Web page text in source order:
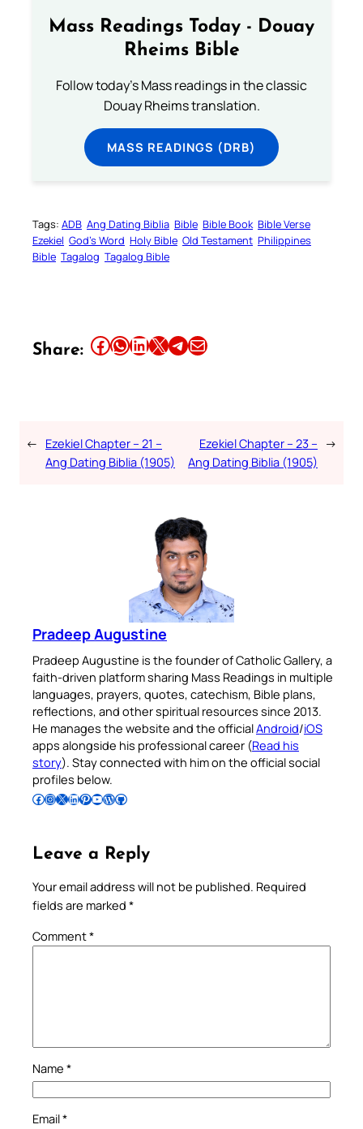
Mass Readings Today - Douay
Rheims Bible
Follow today's Mass readings in the classic
Douay Rheims translation.
MASS READINGS (DRB)
Tags: ADB Ang Dating Biblia Bible Bible Book Bible Verse
Ezekiel God’s Word Holy Bible Old Testament Philippines
Bible Tagalog Tagalog Bible
Share: Share this article on Facebook Share this article on WhatsApp Share this article on LinkedIn Share this article on X Share this article on TelegramEmail this Article
← Ezekiel Chapter – 21 –
Ang Dating Biblia (1905)
Ezekiel Chapter – 23 –
Ang Dating Biblia (1905)
→
Pradeep Augustine
Pradeep Augustine is the founder of Catholic Gallery, a
faith-driven platform sharing Mass Readings in multiple
languages, prayers, quotes, catechism, Bible plans,
reflections, and other spiritual resources since 2013.
He manages the website and the officialAndroid/iOS
apps alongside his professional career (Read his
story). Stay connected with him on the official social
profiles below.
Follow Pradeep on Facebook Follow Pradeep on InstagramFollow Pradeep on X Follow Pradeep on LinkedIn Follow Pradeep on Pinterest Subscribe to Pradeep’s Youtube Channel Follow Pradeep on WordPress Follow Pradeep on GitHub
Leave a Reply
Your email address will not be published. Required
fields are marked *
Comment*
Name *
Email*